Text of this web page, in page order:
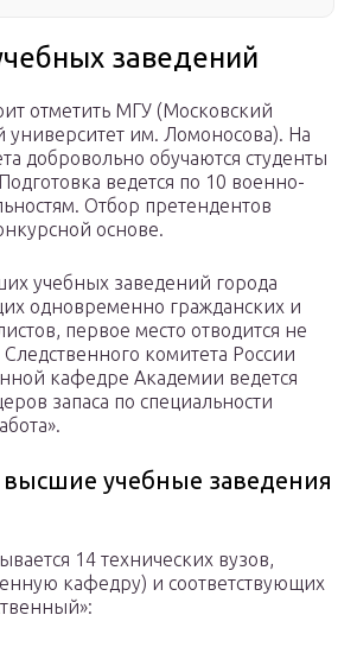
заведений
отметить МГУ (Московский
университет им. Ломоносова). На
добровольно обучаются студенты
ведется по 10 военно-
Отбор претендентов
основе.
учебных заведений города
одновременно гражданских и
первое место отводится не
комитета России
кафедре Академии ведется
запаса по специальности
высшие учебные заведения
14 технических вузов,
кафедру) и соответствующих